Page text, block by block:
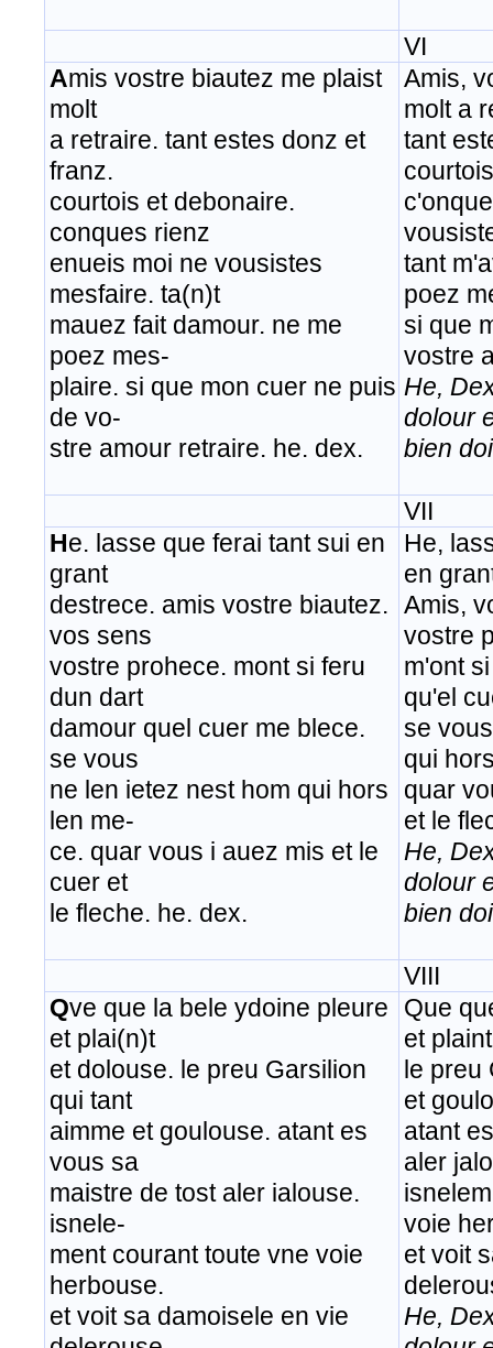
VI
Amis vostre biautez me plaist
molt
a retraire. tant estes donz et
franz.
courtois et debonaire.
conques rienz
enueis moi ne vousistes
mesfaire. ta(n)t
mauez fait damour. ne me
poez mes-
plaire. si que mon cuer ne puis
de vo-
stre amour retraire. he. dex.
Amis,
molt a
tant
tant
poez
si que
vostre
He,
dolour
bien
VII
He. lasse que ferai tant sui en
grant
destrece. amis vostre biautez.
vos sens
vostre prohece. mont si feru
dun dart
damour quel cuer me blece.
se vous
ne len ietez nest hom qui hors
len me-
ce. quar vous i auez mis et le
cuer et
le fleche. he. dex.
He,
en
Amis,
vostre
m'ont
qu'el
se
qui
quar
et le
He,
dolour
bien
VIII
Qve que la bele ydoine pleure
et plai(n)t
et dolouse. le preu Garsilion
qui tant
aimme et goulouse. atant es
vous sa
maistre de tost aler ialouse.
isnele-
ment courant toute vne voie
herbouse.
et voit sa damoisele en vie
Que
et
le preu
et
atant
aler
voie
et voit
He,